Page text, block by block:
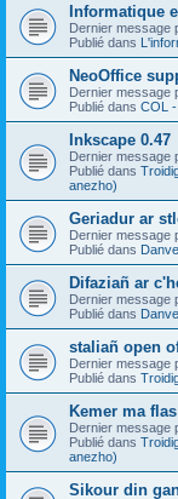
Informatique
Dernier message
Publié dans
NeoOffice
Dernier message
Publié dans COL
Inkscape 0.47
Dernier message
Publié dans
anezho)
Geriadur ar
Dernier message
Publié dans
Difaziañ ar
Dernier message
Publié dans
staliañ open
Dernier message
Publié dans
Kemer ma
Dernier message
Publié dans
anezho)
Sikour din